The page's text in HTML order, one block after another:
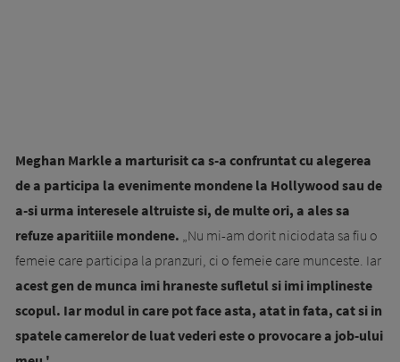
Meghan Markle a marturisit ca s-a confruntat cu alegerea
de a participa la evenimente mondene la Hollywood sau de
a-si urma interesele altruiste si, de multe ori, a ales sa
refuze aparitiile mondene. „Nu mi-am dorit niciodata sa fiu o
femeie care participa la pranzuri, ci o femeie care munceste. Iar
acest gen de munca imi hraneste sufletul si imi implineste
scopul. Iar modul in care pot face asta, atat in fata, cat si in
spatele camerelor de luat vederi este o provocare a job-ului